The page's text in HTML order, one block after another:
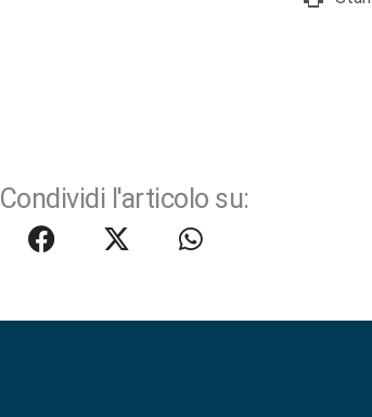
Condividi l'articolo su: